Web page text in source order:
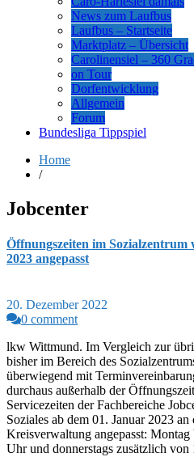
News zum Laufbus
Laufbus – Startseite
Marktplatz – Übersicht
Carolinensiel – 360
on Tour
Dorfentwicklung
Allgemein
Forum
Bundesliga Tippspiel
Home
/
Jobcenter
Öffnungszeiten im Sozialzentrum
2023 angepasst
20. Dezember 2022
0 comment
lkw Wittmund. Im Vergleich zur
bisher im Bereich des
überwiegend mit
durchaus außerhalb der
Servicezeiten der Fachbereiche
Soziales ab dem 01. Januar 2023
Kreisverwaltung angepasst:
Uhr und donnerstags zusätzlich